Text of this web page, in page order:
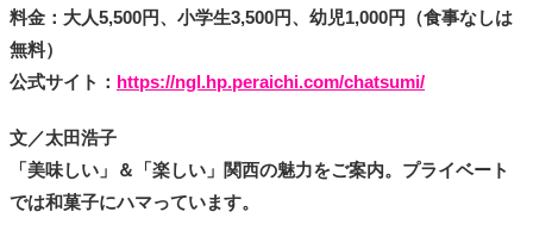
料金：大人5,500円、小学生3,500円、幼児1,000円（食事なしは
無料）
公式サイト： https://ngl.hp.peraichi.com/chatsumi/
文／太田浩子
「美味しい」＆「楽しい」関西の魅力をご案内。プライベート
では和菓子にハマっています。